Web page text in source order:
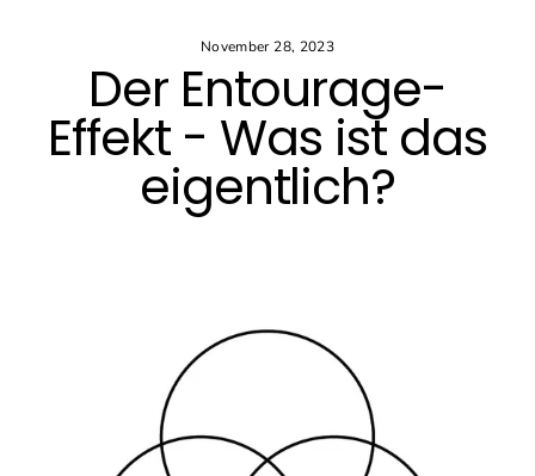
November 28, 2023
Der Entourage-
Effekt - Was ist das
eigentlich?